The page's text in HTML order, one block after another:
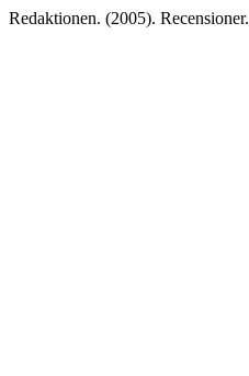
Redaktionen. (2005). Recensioner.